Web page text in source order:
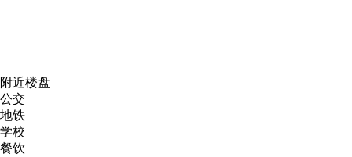
附近楼盘
公交
地铁
学校
餐饮